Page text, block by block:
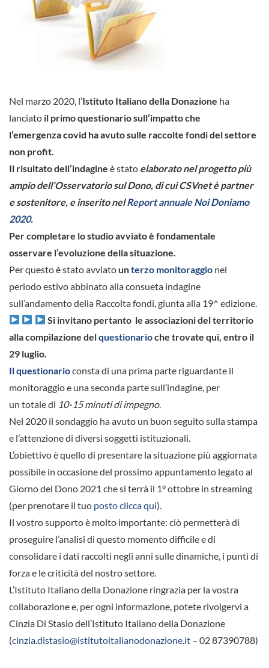
Nel marzo 2020, l’Istituto Italiano della Donazione ha
lanciato il primo questionario sull’impatto che
l’emergenza covid ha avuto sulle raccolte fondi del settore
non profit.
Il risultato dell’indagine è stato elaborato nel progetto più
ampio dell’Osservatorio sul Dono, di cui CSVnet èpartner
e sostenitore, e inserito nelReport annuale Noi Doniamo
2020.
Per completare lo studio avviato è fondamentale
osservare l’evoluzione della situazione.
Per questo è stato avviato unterzo monitoraggio nel
periodo estivo abbinato alla consueta indagine
sull’andamento della Raccolta fondi, giunta alla 19^ edizione.
Si invitano pertanto le associazioni del territorio
alla compilazione delquestionarioche trovate qui, entro il
29 luglio.
Il questionarioconsta di una prima parte riguardante il
monitoraggio e una seconda parte sull’indagine, per
un totale di 10-15 minuti di impegno.
Nel 2020 il sondaggio ha avuto un buon seguito sulla stampa
e l’attenzione di diversi soggetti istituzionali.
L’obiettivo è quello di presentare la situazione più aggiornata
possibile in occasione del prossimo appuntamento legato al
Giorno del Dono 2021 che si terrà il 1° ottobre in streaming
(per prenotare il tuo posto clicca qui).
Il vostro supporto è molto importante: ciò permetterà di
proseguire l’analisi di questo momento difficile e di
consolidare i dati raccolti negli anni sulle dinamiche, i punti di
forza e le criticità del nostro settore.
L’Istituto Italiano della Donazione ringrazia per la vostra
collaborazione e, per ogni informazione, potete rivolgervi a
Cinzia Di Stasio dell’Istituto Italiano della Donazione
(cinzia.distasio@istitutoitalianodonazione.it – 02 87390788)